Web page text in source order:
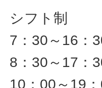
シフト制
7：30～16：
8：30～17：
10：00～19